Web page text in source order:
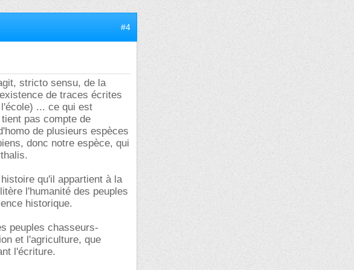
#4
stricto sensu, de la
de traces écrites
... ce qui est
pas compte de
de plusieurs espèces
donc notre espèce, qui
qu'il appartient à la
l'humanité des peuples
historique.
peuples chasseurs-
et l'agriculture, que
l'écriture.